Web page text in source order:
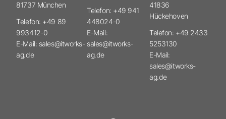
81737 München
Telefon: +49 89
993412-0
E-Mail: sales@itworks-
ag.de
Telefon: +49 941
448024-0
E-Mail:
sales@itworks-
ag.de
41836
Hückehoven
Telefon: +49 2433
5253130
E-Mail:
sales@itworks-
ag.de